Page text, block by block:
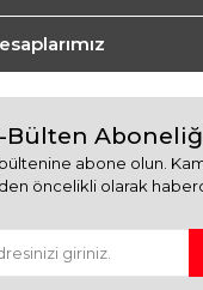
Bülten
abone olun.
öncelikli olarak